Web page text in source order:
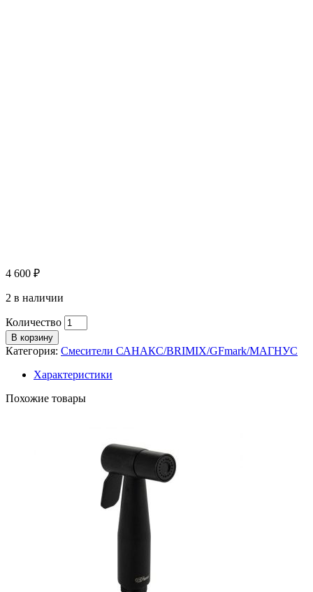
4 600 ₽
2 в наличии
Количество
В корзину
Категория: Смесители САНАКС/BRIMIX/GFmark/МАГНУС
Характеристики
Похожие товары